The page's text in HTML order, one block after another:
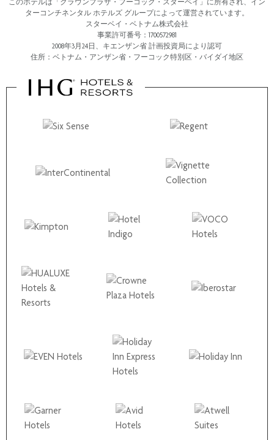
ターコンチネンタル ホテルズ グループによって運営されています。
スターベイ・ベトナム株式会社
事業許可番号：1700572981
2008年3月24日、キエンザン省 計画投資局により認可
住所：ベトナム・アンザン省・フーコック特別区・バイダイ地区